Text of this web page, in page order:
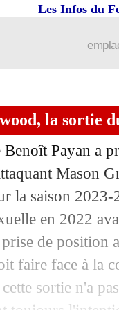
Les Infos du
la sortie
Payan a
Mason
la saison
en 2022
de position
faire face à la
sortie n'a
lâche pas Olmo
Man Utd et De
Carboni
de Koeman
D2 espagnole
hors de